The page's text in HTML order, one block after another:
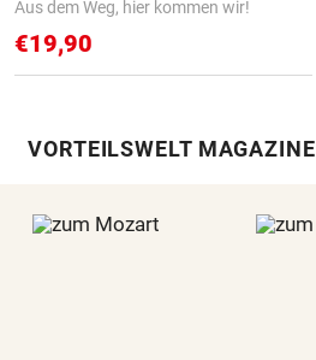
Aus dem Weg, hier kommen wir!
€19,90
VORTEILSWELT MAGAZINE